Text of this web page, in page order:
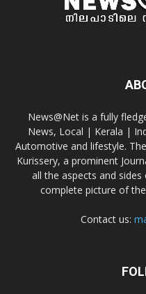
News@Net is a fully
News, Local | Kerala |
Automotive and lifestyle.
Kurissery, a prominent
all the aspects and
complete picture of
Contact us: